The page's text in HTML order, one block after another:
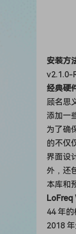
安装方
v2.1.0-
经典硬
顾名思
添加一
为了确
的不仅
界面设
外，还
本库和
LoFreq
44 年
2018